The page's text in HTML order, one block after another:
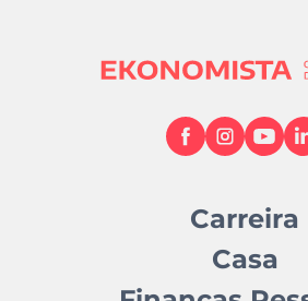
Carreira
Casa